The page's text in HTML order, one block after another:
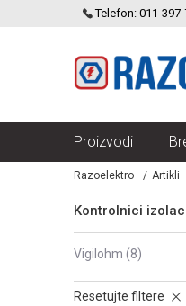
Telefon: 011-
ELECTRIC VELIKI
Proizvodi
Razoelektro Artikli
Kontrolnici
vigilohm (8)
Resetujte filtere